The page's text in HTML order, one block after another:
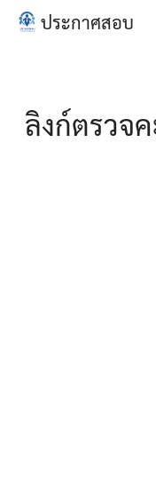
Skip
ประกาศสอบ
ลิงก์ตรวจ